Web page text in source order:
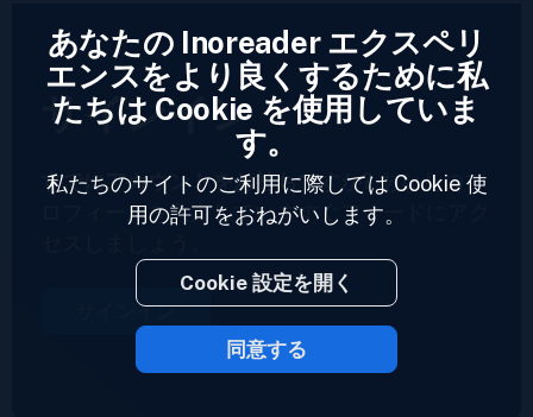
サインイン
すでにアカウントをお持ちですか?あなたのプ
ロフィールを入力していますぐフィードにアク
サインイン
2023 © Inoreader
あなたの Inoreader エクスペリ
エンスをより良くするために私
たちは Cookie を使用していま
す。
私たちのサイトのご利用に際しては Cookie 使
用の許可をおねがいします。
Cookie 設定を開く
同意する